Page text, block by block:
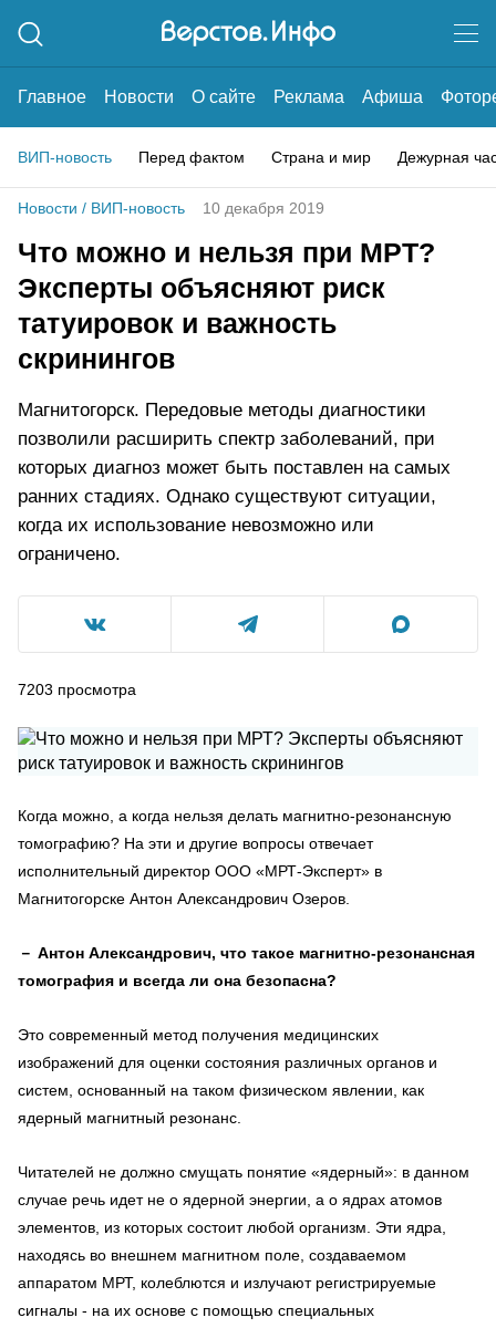
Главное Новости О сайте Реклама Афиша
ВИП-новость Перед фактом Страна и мир Дежурная
Новости / ВИП-новость 10 декабря 2019
Что можно и нельзя при МРТ?
Эксперты объясняют риск
татуировок и важность
скринингов
Магнитогорск. Передовые методы диагностики
позволили расширить спектр заболеваний, при
которых диагноз может быть поставлен на самых
ранних стадиях. Однако существуют ситуации,
когда их использование невозможно или
ограничено.
7203 просмотра
Когда можно, а когда нельзя делать магнитно-резонансную
томографию? На эти и другие вопросы отвечает
исполнительный директор ООО «МРТ-Эксперт» в
Магнитогорске Антон Александрович Озеров.
－ Антон Александрович, что такое магнитно-резонансная
томография и всегда ли она безопасна?
Это современный метод получения медицинских
изображений для оценки состояния различных органов и
систем, основанный на таком физическом явлении, как
ядерный магнитный резонанс.
Читателей не должно смущать понятие «ядерный»: в данном
случае речь идет не о ядерной энергии, а о ядрах атомов
элементов, из которых состоит любой организм. Эти ядра,
находясь во внешнем магнитном поле, создаваемом
аппаратом МРТ, колеблются и излучают регистрируемые
сигналы - на их основе с помощью специальных